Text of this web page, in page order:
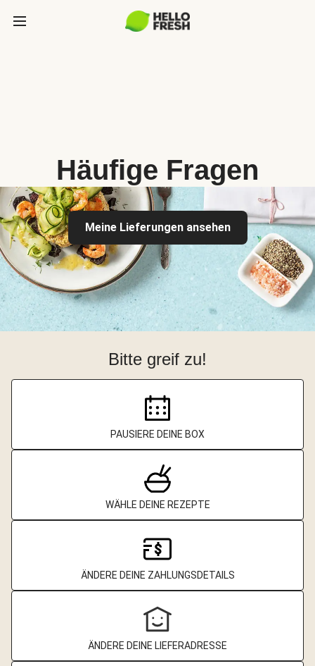
Häufige Fragen
Meine Lieferungen ansehen
Bitte greif zu!
PAUSIERE DEINE BOX
WÄHLE DEINE REZEPTE
ÄNDERE DEINE ZAHLUNGSDETAILS
ÄNDERE DEINE LIEFERADRESSE